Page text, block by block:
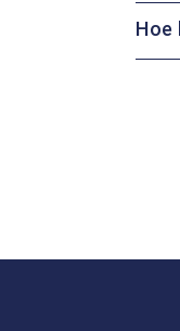
Hoe